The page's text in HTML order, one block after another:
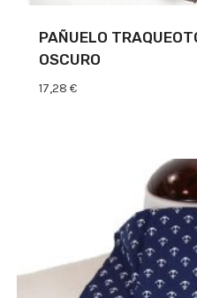
PAÑUELO
OSCURO
17,28 €